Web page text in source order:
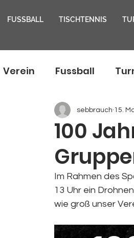
FUSSBALL TISCHTENNIS
Verein Fussball
100
sebbrauch 15.
Im Rahmen des
13 Uhr ein
wie groß unser